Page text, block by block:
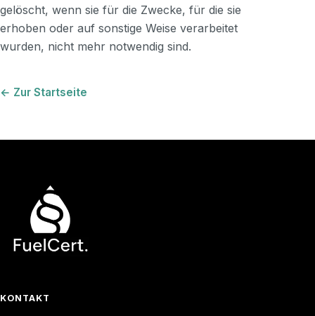
gelöscht, wenn sie für die Zwecke, für die sie
erhoben oder auf sonstige Weise verarbeitet
wurden, nicht mehr notwendig sind.
← Zur Startseite
KONTAKT